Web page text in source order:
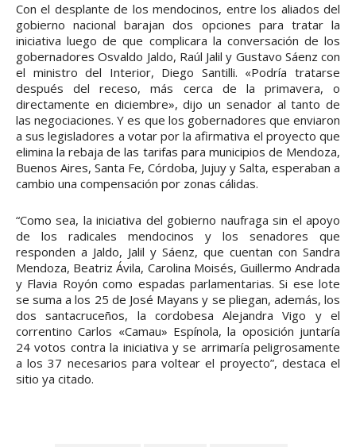
Con el desplante de los mendocinos, entre los aliados del
gobierno nacional barajan dos opciones para tratar la
iniciativa luego de que complicara la conversación de los
gobernadores Osvaldo Jaldo, Raúl Jalil y Gustavo Sáenz con
el ministro del Interior, Diego Santilli. «Podría tratarse
después del receso, más cerca de la primavera, o
directamente en diciembre», dijo un senador al tanto de
las negociaciones. Y es que los gobernadores que enviaron
a sus legisladores a votar por la afirmativa el proyecto que
elimina la rebaja de las tarifas para municipios de Mendoza,
Buenos Aires, Santa Fe, Córdoba, Jujuy y Salta, esperaban a
cambio una compensación por zonas cálidas.
“Como sea, la iniciativa del gobierno naufraga sin el apoyo
de los radicales mendocinos y los senadores que
responden a Jaldo, Jalil y Sáenz, que cuentan con Sandra
Mendoza, Beatriz Ávila, Carolina Moisés, Guillermo Andrada
y Flavia Royón como espadas parlamentarias. Si ese lote
se suma a los 25 de José Mayans y se pliegan, además, los
dos santacruceños, la cordobesa Alejandra Vigo y el
correntino Carlos «Camau» Espínola, la oposición juntaría
24 votos contra la iniciativa y se arrimaría peligrosamente
a los 37 necesarios para voltear el proyecto”, destaca el
sitio ya citado.